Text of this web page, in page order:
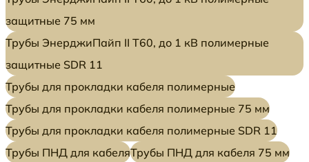
защитные 75 мм
Трубы ЭнерджиПайп II Т60, до 1 кВ полимерные
защитные SDR 11
Трубы для прокладки кабеля полимерные
Трубы для прокладки кабеля полимерные 75 мм
Трубы для прокладки кабеля полимерные SDR 11
Трубы ПНД для кабеляТрубы ПНД для кабеля 75 мм